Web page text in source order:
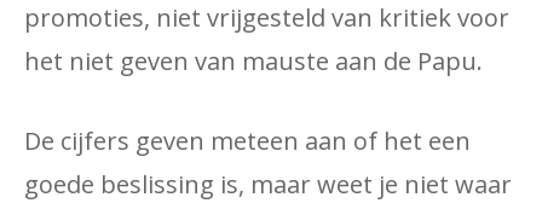
promoties, niet vrijgesteld van kritiek voor
het niet geven van mauste aan de Papu.
De cijfers geven meteen aan of het een
goede beslissing is, maar weet je niet waar